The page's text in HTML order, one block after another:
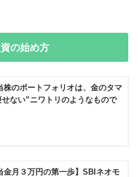
の始め方
株のポートフォリオは、金のタマ
せない”ニワトリのようなもので
金月３万円の第一歩】SBIネオモ